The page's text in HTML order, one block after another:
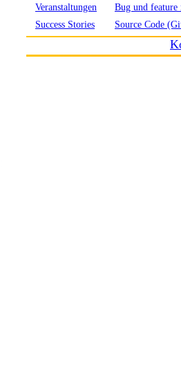
Veranstaltungen
Success Stories
Bug und feature
Source Code